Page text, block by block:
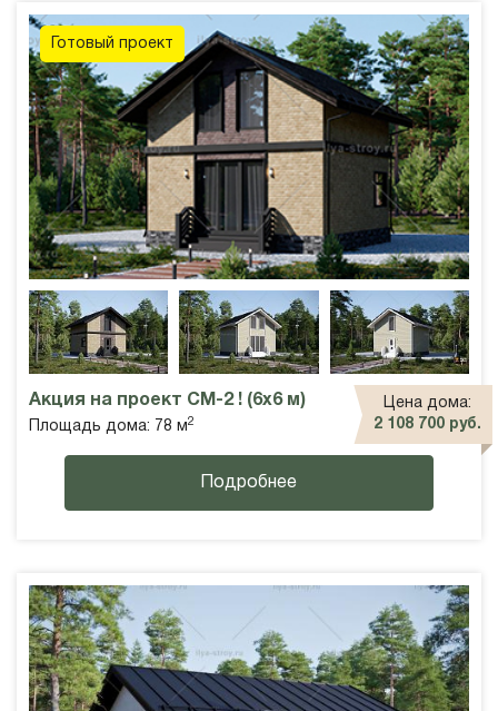
Готовый проект
Акция на проект СМ-2 ! (6х6 м)
Площадь дома: 78 м2
Цена дома:
2 108 700 руб.
Подробнее